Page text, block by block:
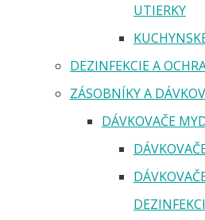
UTIERKY
DEZINFEKCIE A
ZÁSOBNÍKY A
DÁVKOVAČE